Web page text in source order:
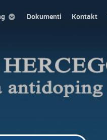
Dokumenti Kontakt